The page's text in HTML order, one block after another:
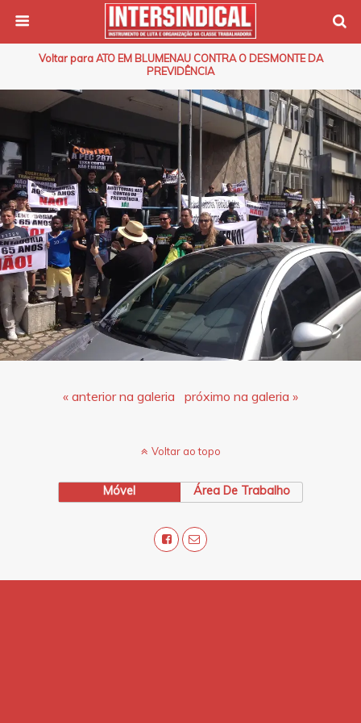
Voltar para ATO EM BLUMENAU CONTRA O DESMONTE DA
PREVIDÊNCIA
« anterior na galeria próximo na galeria »
Voltar ao topo
Móvel Área De Trabalho